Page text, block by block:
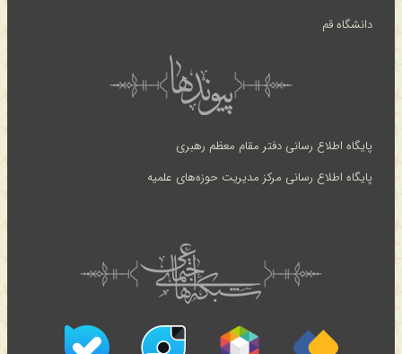
دانشگاه قم
پایگاه اطلاع رسانی دفتر مقام معظم رهبری
پایگاه اطلاع رسانی مرکز مدیریت حوزه‌های علمیه